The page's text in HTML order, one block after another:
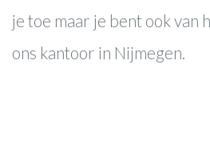
je toe maar je bent ook van
ons kantoor in Nijmegen.